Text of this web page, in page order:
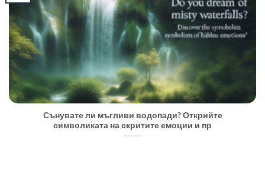
Сънувате ли мъгливи водопади? Открийте
символиката на скритите емоции и пр